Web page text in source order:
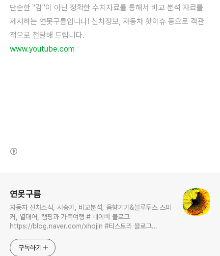
단순한 "감"이 아닌 정확한 수치자료를 통해서 비교 분석 자료를
제시하는 연못구름입니다! 신차정보, 자동차 핫이슈 등으로 객관
적으로 전달해 드립니다.
www.youtube.com
연못구름
자동차 신차소식, 시승기, 비교분석, 음향기기&블루투스 스피
커, 열대어, 캠핑과 가족여행 # 네이버 블로그
https://blog.naver.com/xhojin #티스토리 블로그
https://www.youtube.com/c/연못구름 콜라보 문의는
xhojin@naver.com 으로 주시면 신속하게 답변 드리겠습니
구독하기